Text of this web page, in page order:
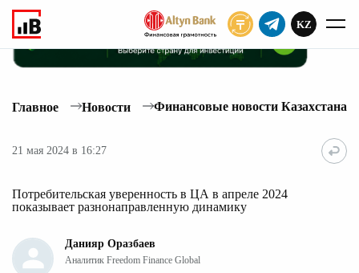
KZ
Главное Новости Финансовые новости Казахстана
21 мая 2024 в 16:27
Потребительская уверенность в ЦА в апреле 2024
показывает разнонаправленную динамику
Данияр Оразбаев
Аналитик Freedom Finance Global